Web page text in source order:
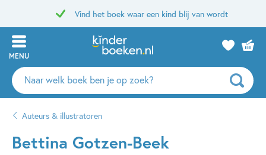
Vind het boek waar een kind blij van wordt
MENU
Zoeken
naar
auteurs
uitgevers
Auteurs & illustratoren
Bettina Gotzen-Beek